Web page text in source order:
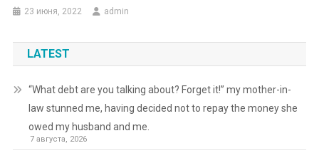
23 июня, 2022 admin
LATEST
“What debt are you talking about? Forget it!” my mother-in-
law stunned me, having decided not to repay the money she
owed my husband and me.
7 августа, 2026